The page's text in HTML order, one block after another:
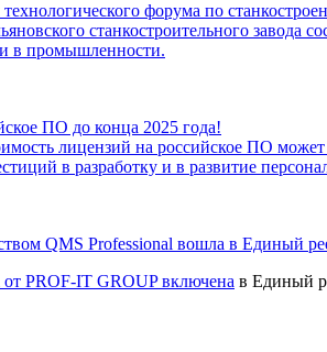
форума по
станкостроительного
в промышленности.
ПО до конца 2025 года!
лицензий на российское ПО
в разработку и в развитие
QMS Professional вошла в Единый
PROF-IT GROUPвключена в Единый